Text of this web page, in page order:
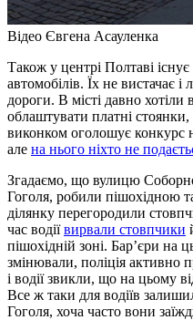
Відео Євгена Асауленка
Також у центрі Полтаві
автомобілів. Їх не вистачає
дороги. В місті давно хотіли
облаштувати платні
виконком оголошує конкурс
але на нього ніхто не
Згадаємо, що вулицю
Гоголя, робили пішохідною
ділянку перегородили
час водіївирвали стовпчики
пішохідній зоні. Бар’єри на
змінювали, поліція активно
і водії звикли, що на цьому
Все ж таки для водіїв
Гоголя, хоча часто вони